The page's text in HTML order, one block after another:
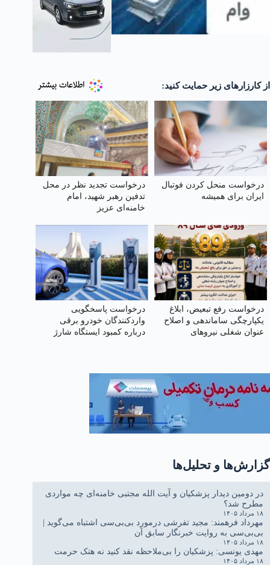
از کارزارهای زیر حمایت کنید:
درخواست منحل کردن فوتبال
ایران برای همیشه
درخواست تجدید نظر در محل
تدفین رهبر شهید، امام
خامنه‌ای عزیز
درخواست رفع تبعیض، ابلاغ
یکپارچگی ساماندهی و اصلاح
عنوان شغلی نیروهای
درخواست پاسخگویی
واردکنندگان خودرو برقی
درباره کمبود ایستگاه شارژ
گزارش‌ها و تحلیل‌ها
در دومین دیدار پزشکیان و آیت الله مجتبی خامنه‌ای چه مواردی
مطرح شد؟
۱۸ مرداد ۱۴۰۵
مهرداد فرهمند: مجید تفرشی درمورد بی‌بی‌سی اشتباه می‌گوید |
بی‌بی‌سی به روایت خبرنگار سابق آن
۱۸ مرداد ۱۴۰۵
مهدی یونسی: پزشکیان را بی‌ملاحظه نقد کنید نه هتک حرمت
۱۸ مرداد ۱۴۰۵